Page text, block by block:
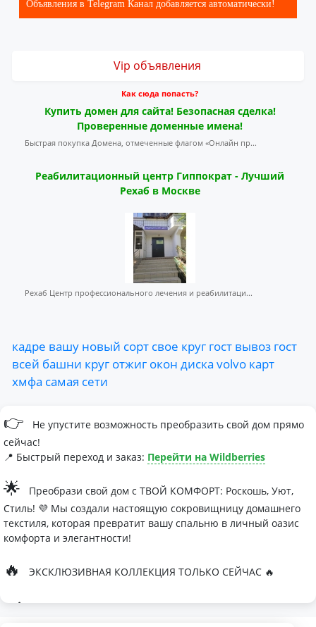
Объявления в Telegram Канал добавляется автоматически!
Vip объявления
Как сюда попасть?
Купить домен для сайта! Безопасная сделка!
Проверенные доменные имена!
Быстрая покупка Домена, отмеченные флагом «Онлайн пр...
Реабилитационный центр Гиппократ - Лучший
Рехаб в Москве
Рехаб Центр профессионального лечения и реабилитаци...
кадре вашу новый сорт свое круг гост вывоз гост
всей башни круг отжиг окон диска volvo карт
хмфа самая сети
👉
Не упустите возможность преобразить свой дом прямо
сейчас!
📍 Быстрый переход и заказ: Перейти на Wildberries
🌟
Преобрази свой дом с ТВОЙ КОМФОРТ: Роскошь, Уют,
Стиль! 💜 Мы создали настоящую сокровищницу домашнего
текстиля, которая превратит вашу спальню в личный оазис
комфорта и элегантности!
🔥 ЭКСКЛЮЗИВНАЯ КОЛЛЕКЦИЯ ТОЛЬКО СЕЙЧАС 🔥
🛏